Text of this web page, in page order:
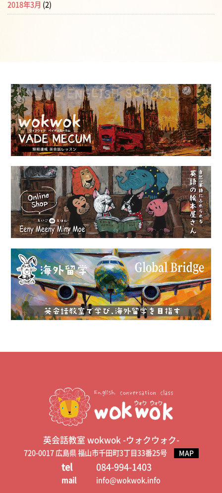
2018年3月 (2)
英会話教室 wokwok -ウォクウォク-
720-0017 広島県 福山市千田町3丁目33番25号 MAP
tel 084-994-1403
mail info@wokwok.info